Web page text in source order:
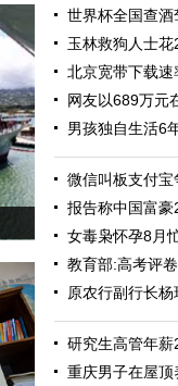
世界杯全国查
玉林救狗人士
北京宽带下载
网友以689万元
男孩独自生活6
微信叫板支付
报告称中国富
女毒枭怀孕8月
教育部:高考评
原农行副行长
研究生高管年
重庆男子在屋